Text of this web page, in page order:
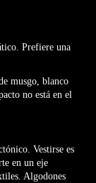
Prefiere una
musgo, blanco
no está en el
Vestirse es
en un eje
Algodones